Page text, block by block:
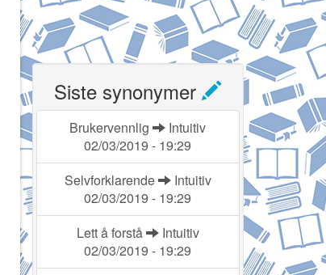
Siste synonymer
Brukervennlig
Intuitiv
02/03/2019 - 19:29
Selvforklarende
Intuitiv
02/03/2019 - 19:29
Lett å forstå
Intuitiv
02/03/2019 - 19:29